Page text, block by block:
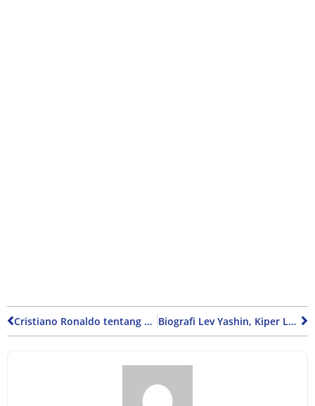
Cristiano Ronaldo tentang Perlakuan dan Idealisme Klub Biografi Lev Yashin, Kiper Legendaris Uni Soviet Peraih Gelar Ballon D’Or